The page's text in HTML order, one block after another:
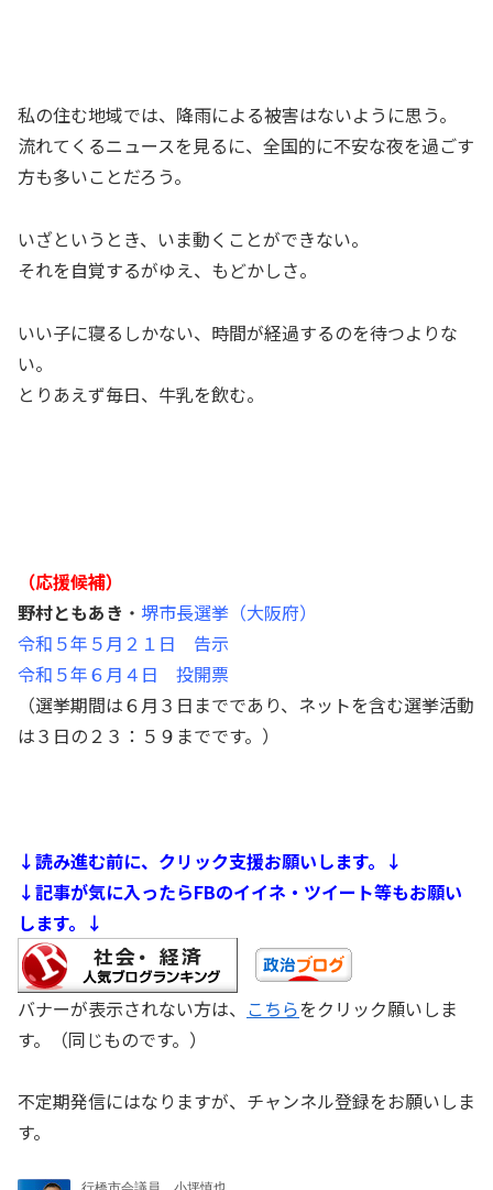
私の住む地域では、降雨による被害はないように思う。
流れてくるニュースを見るに、全国的に不安な夜を過ごす
方も多いことだろう。
いざというとき、いま動くことができない。
それを自覚するがゆえ、もどかしさ。
いい子に寝るしかない、時間が経過するのを待つよりな
い。
とりあえず毎日、牛乳を飲む。
（応援候補）
野村ともあき ・ 堺市長選挙（大阪府）
令和５年５月２１日 告示
令和５年６月４日 投開票
（選挙期間は６月３日までであり、ネットを含む選挙活動
は３日の２３：５９までです。）
↓読み進む前に、クリック支援お願いします。↓
↓記事が気に入ったらFBのイイネ・ツイート等もお願い
します。↓
バナーが表示されない方は、 こちらをクリック願いしま
す。（同じものです。）
不定期発信にはなりますが、チャンネル登録をお願いしま
す。